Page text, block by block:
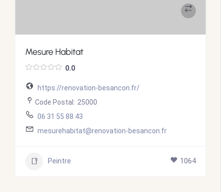
Mesure Habitat
0.0
https://renovation-besancon.fr/
Code Postal: 25000
06 31 55 88 43
mesurehabitat@renovation-besancon.fr
Peintre 1064